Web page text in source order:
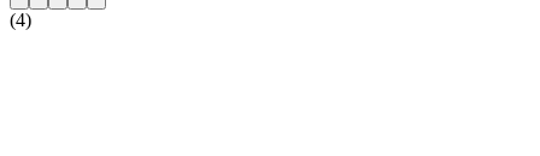
(4)